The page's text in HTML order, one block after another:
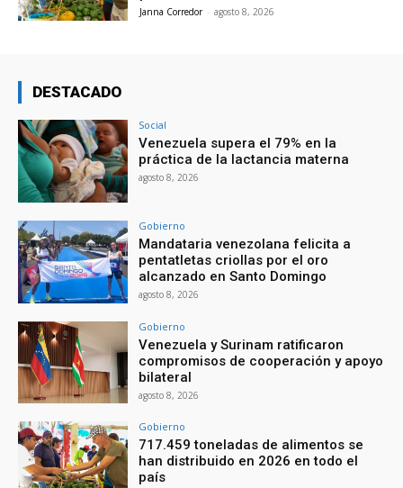
Janna Corredor - agosto 8, 2026
DESTACADO
Social
Venezuela supera el 79% en la
práctica de la lactancia materna
agosto 8, 2026
Gobierno
Mandataria venezolana felicita a
pentatletas criollas por el oro
alcanzado en Santo Domingo
agosto 8, 2026
Gobierno
Venezuela y Surinam ratificaron
compromisos de cooperación y apoyo
bilateral
agosto 8, 2026
Gobierno
717.459 toneladas de alimentos se
han distribuido en 2026 en todo el
país